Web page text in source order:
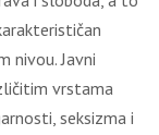
nivou. Javni
vrstama
seksizma i